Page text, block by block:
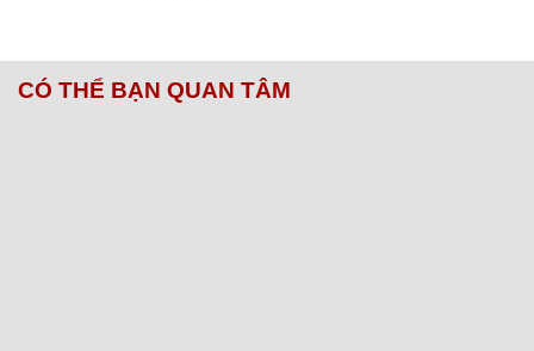
CÓ THỂ BẠN QUAN TÂM